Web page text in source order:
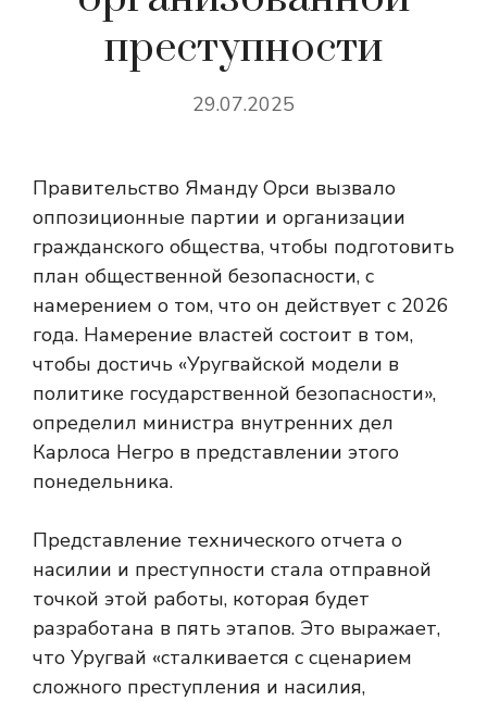
преступности
29.07.2025
Правительство Яманду Орси вызвало
оппозиционные партии и организации
гражданского общества, чтобы подготовить
план общественной безопасности, с
намерением о том, что он действует с 2026
года. Намерение властей состоит в том,
чтобы достичь «Уругвайской модели в
политике государственной безопасности»,
определил министра внутренних дел
Карлоса Негро в представлении этого
понедельника.
Представление технического отчета о
насилии и преступности стала отправной
точкой этой работы, которая будет
разработана в пять этапов. Это выражает,
что Уругвай «сталкивается с сценарием
сложного преступления и насилия,